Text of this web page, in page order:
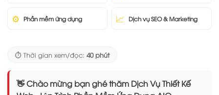
⚙️ Phần mềm ứng dụng 📈 Dịch vụ SEO & Marketing
⏱️ Thời gian xem/đọc: 40 phút
👋 Chào mừng bạn ghé thăm Dịch Vụ Thiết Kế